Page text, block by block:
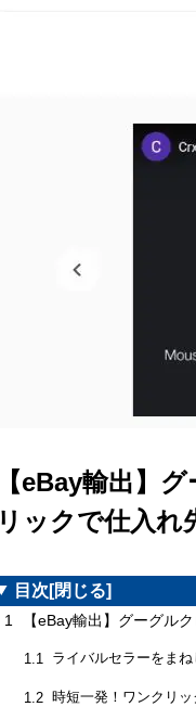
【eBay輸出】
リックで仕入れ
目次 [閉じる]
1 【eBay輸出】グーグル
1.1 ライバルセラーをま
1.2 時短一発！ワンクリ